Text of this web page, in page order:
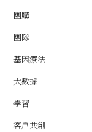
團購
團隊
基因療法
大數據
學習
客戶共創